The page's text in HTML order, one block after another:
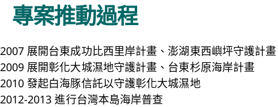
專案推動過程
2007 展開台東成功比西里岸計畫、澎湖東西嶼坪守護計畫
2009 展開彰化大城濕地守護計畫、台東杉原海岸計畫
2010 發起白海豚信託以守護彰化大城濕地
2012-2013 進行台灣本島海岸普查